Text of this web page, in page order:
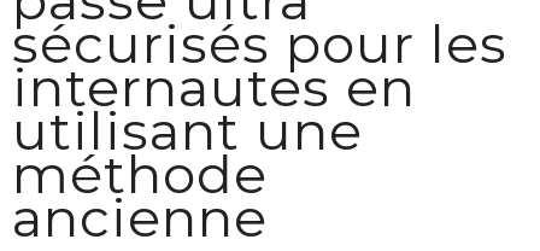
sécurisés pour les
internautes en
utilisant une
méthode
ancienne